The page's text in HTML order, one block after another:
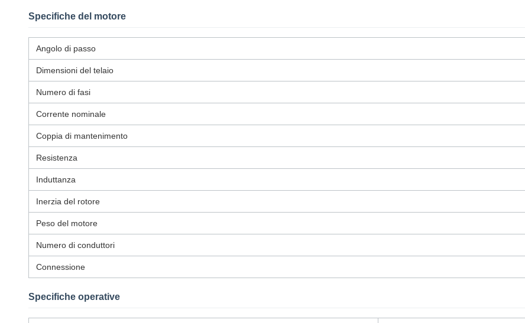
Specifiche del motore
Angolo di passo
Dimensioni del telaio
Numero di fasi
Corrente nominale
Coppia di mantenimento
Resistenza
Induttanza
Inerzia del rotore
Peso del motore
Numero di conduttori
Connessione
Specifiche operative